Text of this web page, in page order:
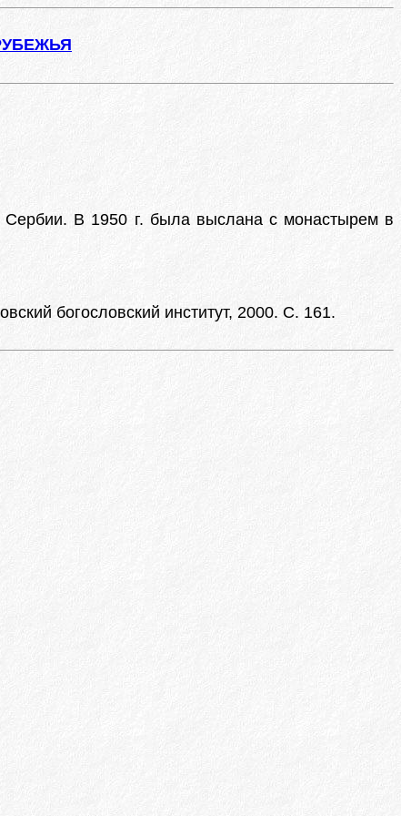
Сербии. В 1950 г. была выслана с монастырем в
богословский институт, 2000. С. 161.